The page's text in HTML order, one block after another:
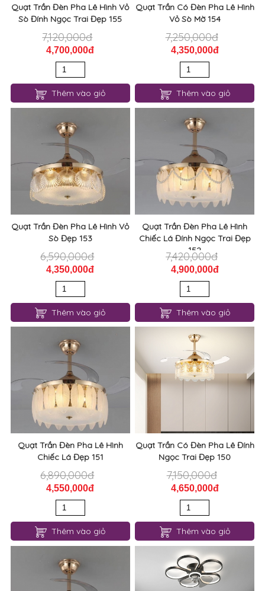
Quạt Trần Đèn Pha Lê Hình Vỏ
Sò Đính Ngọc Trai Đẹp 155
7,120,000đ
4,700,000đ
Thêm vào giỏ
Quạt Trần Có Đèn Pha Lê Hình
Vỏ Sò Mờ 154
7,250,000đ
4,350,000đ
Thêm vào giỏ
Quạt Trần Đèn Pha Lê Hình Vỏ
Sò Đẹp 153
6,590,000đ
4,350,000đ
Thêm vào giỏ
Quạt Trần Đèn Pha Lê Hình
Chiếc Lá Đính Ngọc Trai Đẹp
152
7,420,000đ
4,900,000đ
Thêm vào giỏ
Quạt Trần Đèn Pha Lê Hình
Chiếc Lá Đẹp 151
6,890,000đ
4,550,000đ
Thêm vào giỏ
Quạt Trần Có Đèn Pha Lê Đính
Ngọc Trai Đẹp 150
7,150,000đ
4,650,000đ
Thêm vào giỏ